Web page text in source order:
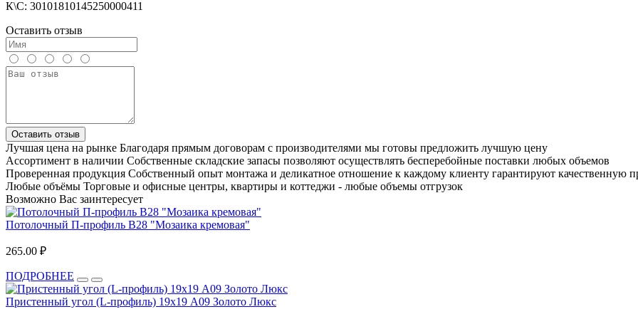
К\С: 30101810145250000411
Оставить отзыв
Оставить отзыв
Лучшая цена на рынке Благодаря прямым договорам с производителями мы готовы предложить лучшую цену
Ассортимент в наличии Собственные складские запасы позволяют осуществлять бесперебойные поставки любых объемов
Проверенная продукция Собственный опыт монтажа и деликатное отношение к каждому клиенту гарантируют качественную
Любые объёмы Торговые и офисные центры, квартиры и коттеджи - любые объемы отгрузок
Возможно Вас заинтересует
Потолочный П-профиль В28 "Мозаика кремовая"
265.00 ₽
ПОДРОБНЕЕ
Пристенный угол (L-профиль) 19х19 A09 Золото Люкс